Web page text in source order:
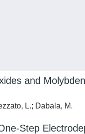
and
L.; Dabala, M.
Step